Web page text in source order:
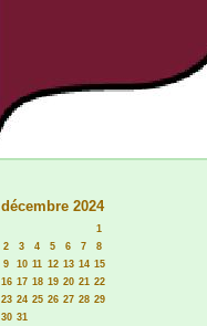
décembre 2024
1
2 3 4 5 6 7 8
9 10 11 12 13 14 15
16 17 18 19 20 21 22
23 24 25 26 27 28 29
30 31